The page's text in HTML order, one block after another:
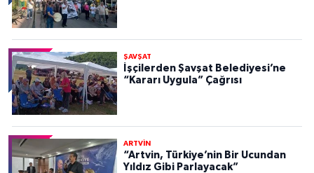
ŞAVŞAT
İşçilerden Şavşat Belediyesi’ne
“Kararı Uygula” Çağrısı
ARTVİN
“Artvin, Türkiye’nin Bir Ucundan
Yıldız Gibi Parlayacak”